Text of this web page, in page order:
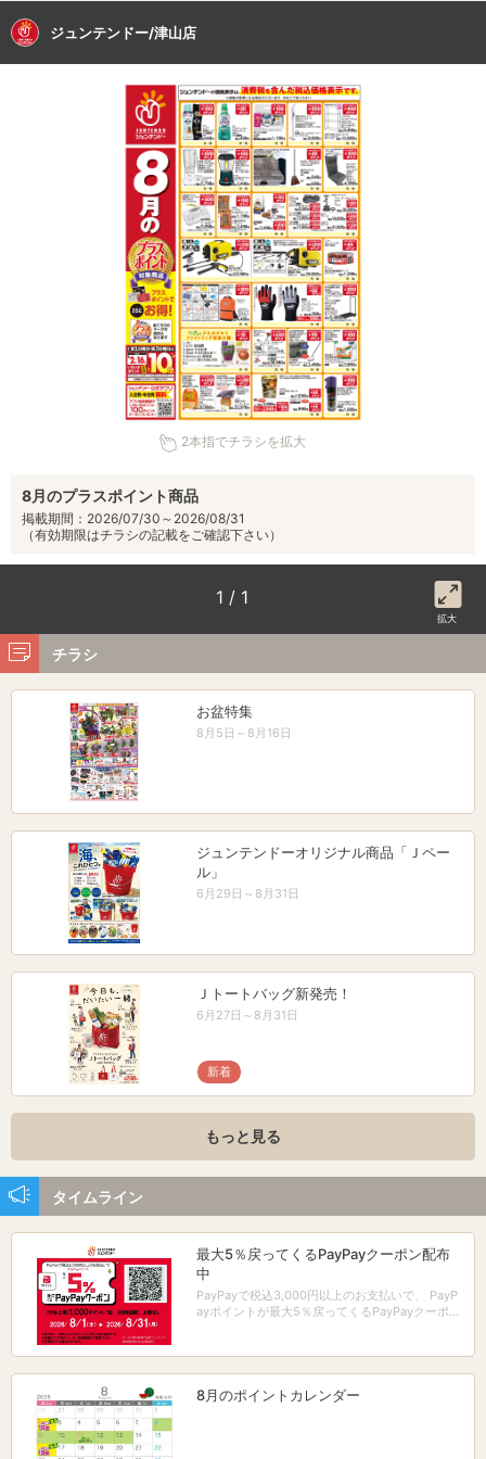
ジュンテンドー/津山店
2本指でチラシを拡大
8月のプラスポイント商品
掲載期間：2026/07/30～2026/08/31
（有効期限はチラシの記載をご確認下さい）
1 / 1
拡大
チラシ
お盆特集
8月5日～8月16日
ジュンテンドーオリジナル商品「Ｊペー
ル」
6月29日～8月31日
Ｊトートバッグ新発売！
6月27日～8月31日
新着
もっと見る
タイムライン
最大5％戻ってくるPayPayクーポン配布
中
PayPayで税込3,000円以上のお支払いで、 PayP
ayポイントが最大5％戻ってくるPayPayクーポン
8月のポイントカレンダー